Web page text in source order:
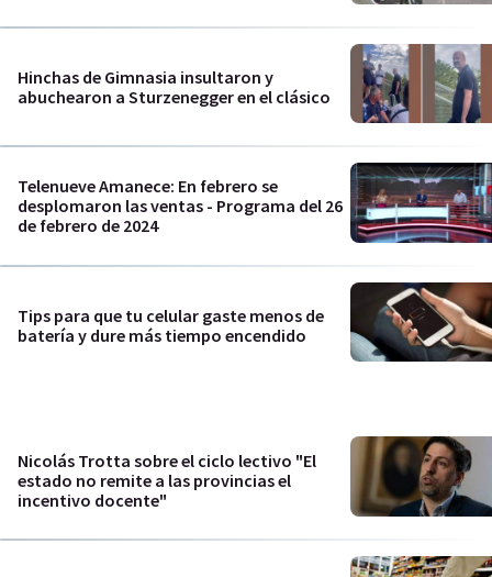
Hinchas de Gimnasia insultaron y
abuchearon a Sturzenegger en el clásico
Telenueve Amanece: En febrero se
desplomaron las ventas - Programa del 26
de febrero de 2024
Tips para que tu celular gaste menos de
batería y dure más tiempo encendido
Nicolás Trotta sobre el ciclo lectivo "El
estado no remite a las provincias el
incentivo docente"